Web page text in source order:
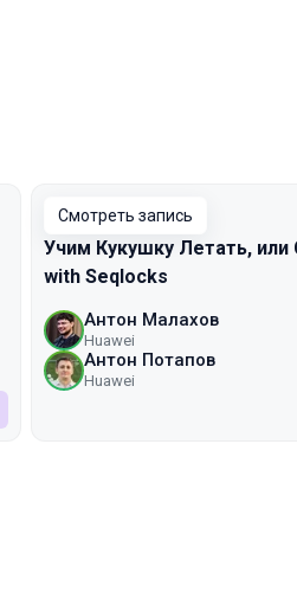
Смотреть запись
Учим Кукушку Летать, или
with Seqlocks
Антон Малахов
Huawei
Антон Потапов
Huawei